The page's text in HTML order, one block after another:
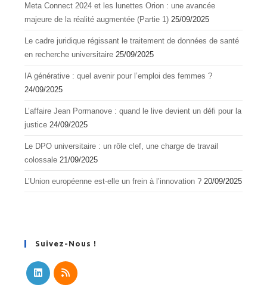
Meta Connect 2024 et les lunettes Orion : une avancée
majeure de la réalité augmentée (Partie 1) 25/09/2025
Le cadre juridique régissant le traitement de données de santé
en recherche universitaire 25/09/2025
IA générative : quel avenir pour l’emploi des femmes ?
24/09/2025
L’affaire Jean Pormanove : quand le live devient un défi pour la
justice 24/09/2025
Le DPO universitaire : un rôle clef, une charge de travail
colossale 21/09/2025
L’Union européenne est-elle un frein à l’innovation ? 20/09/2025
Suivez-Nous !